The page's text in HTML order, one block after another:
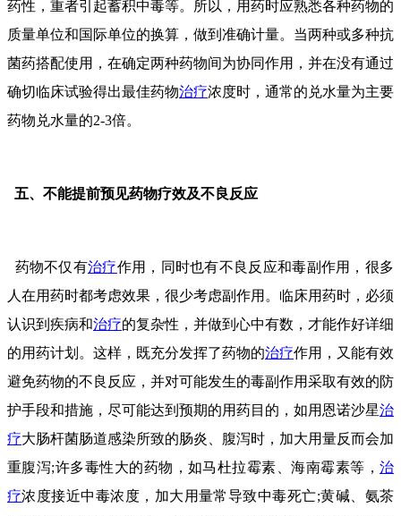
药性，重者引起蓄积中毒等。所以，用药时应熟悉各种药物的
质量单位和国际单位的换算，做到准确计量。当两种或多种抗
菌药搭配使用，在确定两种药物间为协同作用，并在没有通过
确切临床试验得出最佳药物治疗浓度时，通常的兑水量为主要
药物兑水量的2-3倍。
五、不能提前预见药物疗效及不良反应
药物不仅有治疗作用，同时也有不良反应和毒副作用，很多
人在用药时都考虑效果，很少考虑副作用。临床用药时，必须
认识到疾病和治疗的复杂性，并做到心中有数，才能作好详细
的用药计划。这样，既充分发挥了药物的治疗作用，又能有效
避免药物的不良反应，并对可能发生的毒副作用采取有效的防
护手段和措施，尽可能达到预期的用药目的，如用恩诺沙星治
疗大肠杆菌肠道感染所致的肠炎、腹泻时，加大用量反而会加
重腹泻;许多毒性大的药物，如马杜拉霉素、海南霉素等， 治
疗浓度接近中毒浓度，加大用量常导致中毒死亡;黄碱、氨茶